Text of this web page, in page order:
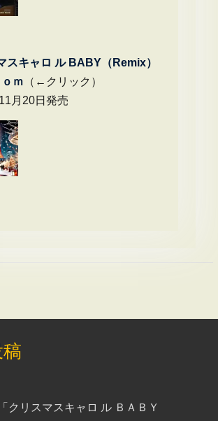
スキャロ ル BABY（Remix）
ｏｍ （←クリック）
月20日発売
クリスマスキャロ ル ＢＡＢＹ